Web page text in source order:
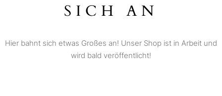
ICH AN
Hier bahnt sich etwas Großes an! Unser Shop ist in Arbeit und
wird bald veröffentlicht!